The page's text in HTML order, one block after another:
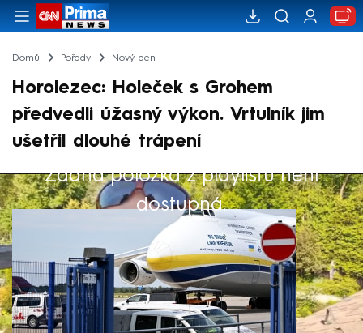
Domů Pořady Nový den
Horolezec: Holeček s Grohem
předvedli úžasný výkon. Vrtulník jim
ušetřil dlouhé trápení
Žádná položka z playlistu není
dostupná.
Výběr redakce